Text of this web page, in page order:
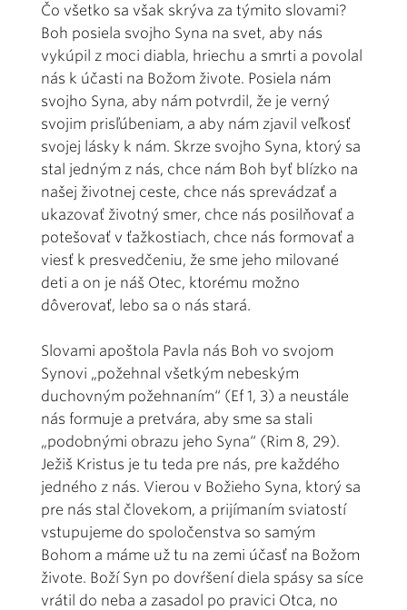
Čo všetko sa však skrýva za týmito slovami?
Boh posiela svojho Syna na svet, aby nás
vykúpil z moci diabla, hriechu a smrti a povolal
nás k účasti na Božom živote. Posiela nám
svojho Syna, aby nám potvrdil, že je verný
svojim prisľúbeniam, a aby nám zjavil veľkosť
svojej lásky k nám. Skrze svojho Syna, ktorý sa
stal jedným z nás, chce nám Boh byť blízko na
našej životnej ceste, chce nás sprevádzať a
ukazovať životný smer, chce nás posilňovať a
potešovať v ťažkostiach, chce nás formovať a
viesť k presvedčeniu, že sme jeho milované
deti a on je náš Otec, ktorému možno
dôverovať, lebo sa o nás stará.
Slovami apoštola Pavla nás Boh vo svojom
Synovi „požehnal všetkým nebeským
duchovným požehnaním“ (Ef 1, 3) a neustále
nás formuje a pretvára, aby sme sa stali
„podobnými obrazu jeho Syna“ (Rim 8, 29).
Ježiš Kristus je tu teda pre nás, pre každého
jedného z nás. Vierou v Božieho Syna, ktorý sa
pre nás stal človekom, a prijímaním sviatostí
vstupujeme do spoločenstva so samým
Bohom a máme už tu na zemi účasť na Božom
živote. Boží Syn po dovŕšení diela spásy sa síce
vrátil do neba a zasadol po pravici Otca, no